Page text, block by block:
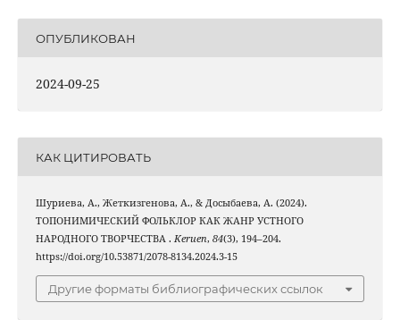
ОПУБЛИКОВАН
2024-09-25
КАК ЦИТИРОВАТЬ
Шуриева, А., Жеткизгенова, А., & Досыбаева, А. (2024).
ТОПОНИМИЧЕСКИЙ ФОЛЬКЛОР КАК ЖАНР УСТНОГО
НАРОДНОГО ТВОРЧЕСТВА . Keruen, 84(3), 194–204.
https://doi.org/10.53871/2078-8134.2024.3-15
Другие форматы библиографических ссылок